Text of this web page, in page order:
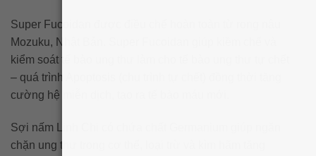
Super Fucoidan được điều chế hoàn toàn từ rong nâu
Mozuku, Nhật Bản. Super Fucoidan giúp kiềm chế và
kiểm soát tế bào ung thư làm cho tế bào ung thư tự chết
– quá trình Apoptosis (chu trình tự chết) đồng thời tăng
cường hệ miễn dịch, tạo ra tế bào máu mới.
Sợi nấm Linh Chi có chứa chất Germanium giúp ngăn
chặn ung thư trong cơ thể, loại trừ và kìm hãm tăng